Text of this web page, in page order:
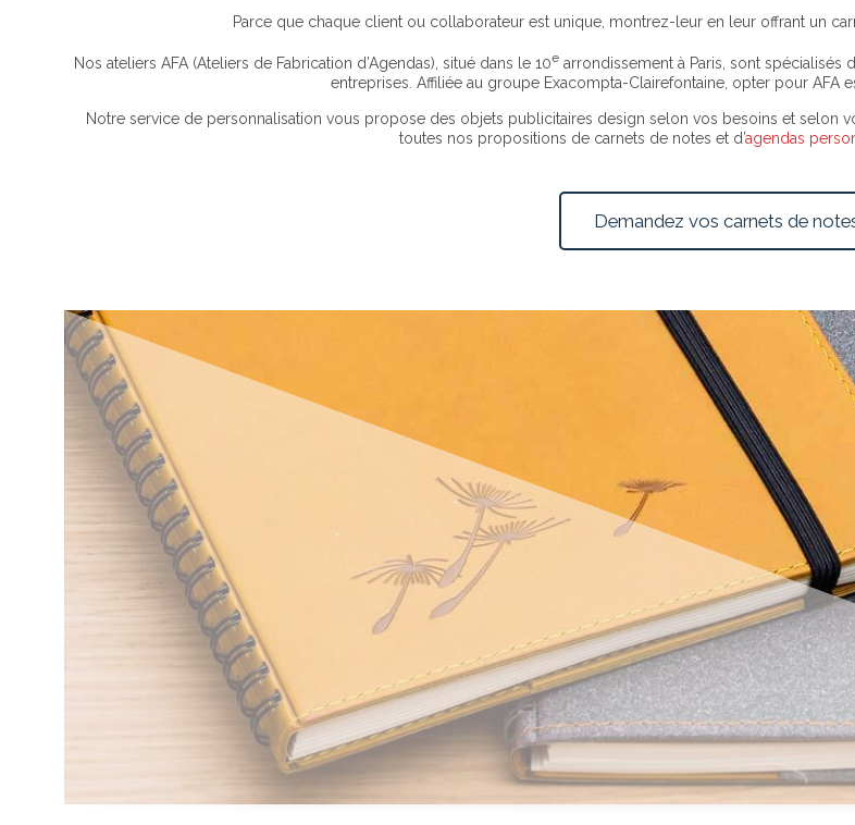
Parce que chaque client ou collaborateur est unique, montrez-leur en leur offrant un
Nos ateliers AFA (Ateliers de Fabrication d’Agendas), situé dans le 10earrondissement à Paris, sont spécialisés
entreprises. Affiliée au groupe Exacompta-Clairefontaine, opter pour AFA
Notre service de personnalisation vous propose des objets publicitaires design selon vos besoins et selon
toutes nos propositions de carnets de notes et d’agendas
Demandez vos carnets de